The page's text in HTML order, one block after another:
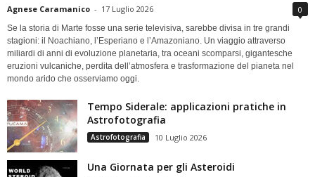
Agnese Caramanico - 17 Luglio 2026 0
Se la storia di Marte fosse una serie televisiva, sarebbe divisa in tre grandi
stagioni: il Noachiano, l’Esperiano e l’Amazoniano. Un viaggio attraverso
miliardi di anni di evoluzione planetaria, tra oceani scomparsi, gigantesche
eruzioni vulcaniche, perdita dell’atmosfera e trasformazione del pianeta nel
mondo arido che osserviamo oggi.
Tempo Siderale: applicazioni pratiche in
Astrofotografia
Astrofotografia 10 Luglio 2026
Una Giornata per gli Asteroidi